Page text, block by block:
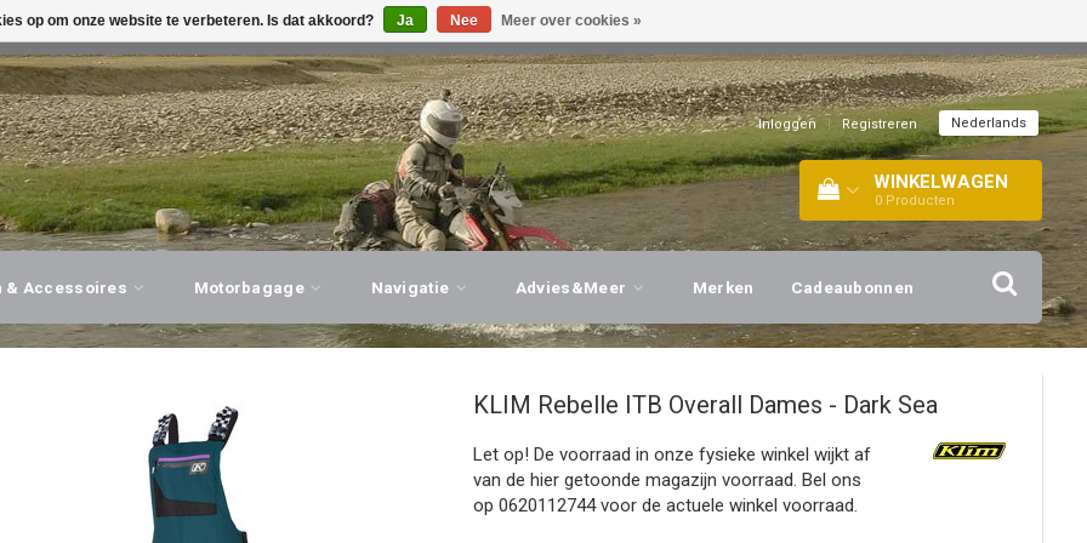
ADVIES, PERSOONLIJKE SERVICE! BEZOEK ONZE WINKEL!
Inloggen | Registreren Nederlands
WINKELWAGEN
0 Producten
& Accessoires Motorbagage Navigatie Advies&Meer Merken Cadeaubonnen
KLIM Rebelle ITB Overall Dames - Dark Sea
Let op! De voorraad in onze fysieke winkel wijkt af
van de hier getoonde magazijn voorraad. Bel ons
op 0620112744 voor de actuele winkel voorraad.
op om onze website te verbeteren. Is dat akkoord? Ja Nee Meer over cookies »